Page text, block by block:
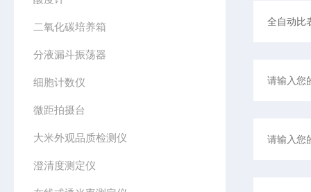
二氧化碳培养箱
分液漏斗振荡器
细胞计数仪
微距拍摄台
大米外观品质检测仪
澄清度测定仪